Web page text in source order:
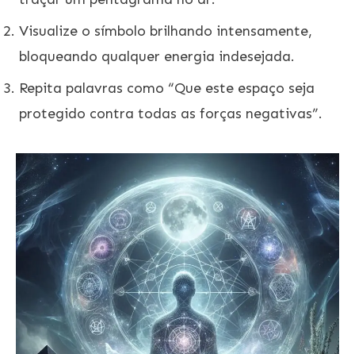
Visualize o símbolo brilhando intensamente,
bloqueando qualquer energia indesejada.
Repita palavras como “Que este espaço seja
protegido contra todas as forças negativas”.